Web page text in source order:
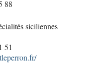
88
siciliennes
51